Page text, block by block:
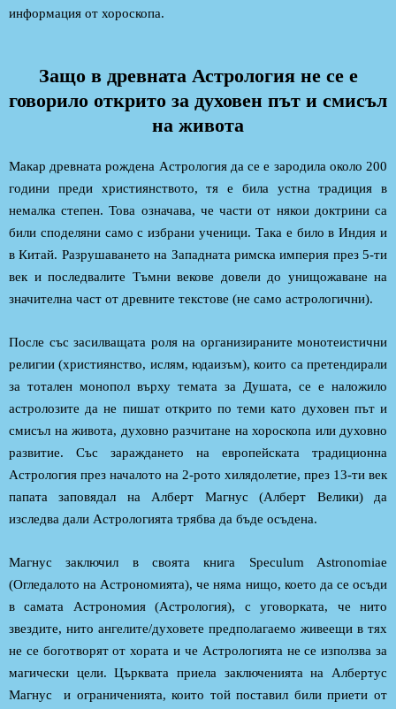
информация от хороскопа.
Защо в древната Астрология не се е
говорило открито за духовен път и смисъл
на живота
Макар древната рождена Астрология да се е зародила около 200
години преди християнството, тя е била устна традиция в
немалка степен. Това означава, че части от някои доктрини са
били споделяни само с избрани ученици. Така е било в Индия и
в Китай. Разрушаването на Западната римска империя през 5-ти
век и последвалите Тъмни векове довели до унищожаване на
значителна част от древните текстове (не само астрологични).
После със засилващата роля на организираните монотеистични
религии (християнство, ислям, юдаизъм), които са претендирали
за тотален монопол върху темата за Душата, се е наложило
астролозите да не пишат открито по теми като духовен път и
смисъл на живота, духовно разчитане на хороскопа или духовно
развитие. Със зараждането на европейската традиционна
Астрология през началото на 2-рото хилядолетие, през 13-ти век
папата заповядал на Алберт Магнус (Алберт Велики) да
изследва дали Астрологията трябва да бъде осъдена.
Магнус заключил в своята книга Speculum Astronomiae
(Огледалото на Астрономията), че няма нищо, което да се осъди
в самата Астрономия (Астрология), с уговорката, че нито
звездите, нито ангелите/духовете предполагаемо живеещи в тях
не се боготворят от хората и че Астрологията не се използва за
магически цели. Църквата приела заключенията на Албертус
Магнус и ограниченията, които той поставил били приети от